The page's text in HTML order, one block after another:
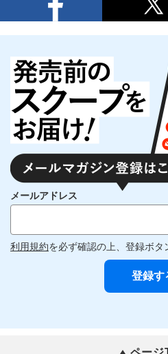
メールアドレス
利用規約を必ず確認の上、登録ボタ